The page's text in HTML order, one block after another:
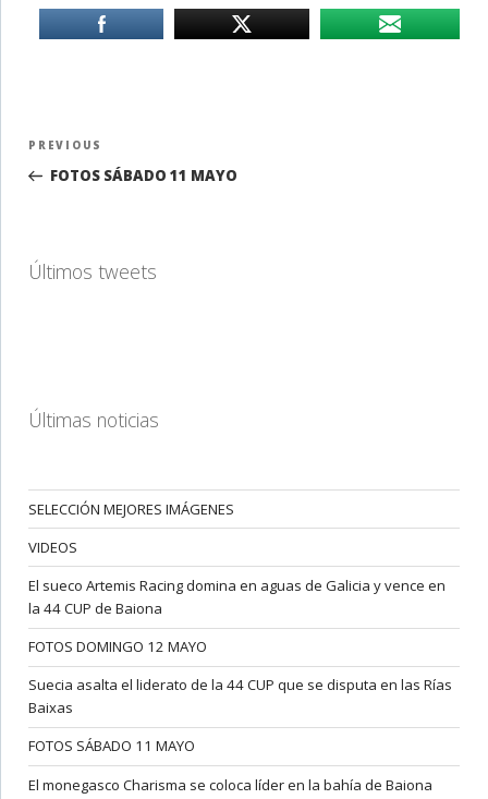
Navegación
entradas
Previous
Post
PREVIOUS
FOTOS SÁBADO 11 MAYO
Últimos tweets
Últimas noticias
SELECCIÓN MEJORES IMÁGENES
VIDEOS
El sueco Artemis Racing domina en aguas de Galicia y vence en
la 44 CUP de Baiona
FOTOS DOMINGO 12 MAYO
Suecia asalta el liderato de la 44 CUP que se disputa en las Rías
Baixas
FOTOS SÁBADO 11 MAYO
El monegasco Charisma se coloca líder en la bahía de Baiona